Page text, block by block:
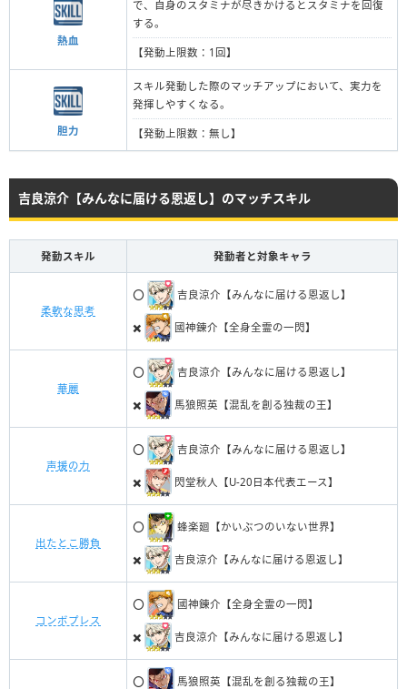
熱血
で、自身のスタミナが尽きかけるとスタミナを回復
する。
【発動上限数：1回】
胆力
スキル発動した際のマッチアップにおいて、実力を
発揮しやすくなる。
【発動上限数：無し】
吉良涼介【みんなに届ける恩返し】のマッチスキル
発動スキル 発動者と対象キャラ
柔軟な思考
⭕️ 吉良涼介【みんなに届ける恩返し】
✖️ 國神錬介【全身全霊の一閃】
華麗
⭕️ 吉良涼介【みんなに届ける恩返し】
✖️ 馬狼照英【混乱を創る独裁の王】
声援の力
⭕️ 吉良涼介【みんなに届ける恩返し】
✖️ 閃堂秋人【U-20日本代表エース】
出たとこ勝負
⭕️ 蜂楽廻【かいぶつのいない世界】
✖️ 吉良涼介【みんなに届ける恩返し】
コンボプレス
⭕️ 國神錬介【全身全霊の一閃】
✖️ 吉良涼介【みんなに届ける恩返し】
⭕️ 馬狼照英【混乱を創る独裁の王】